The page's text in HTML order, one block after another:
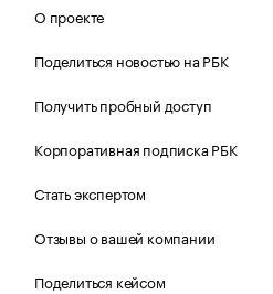
О проекте
Поделиться новостью на РБК
Получить пробный доступ
Корпоративная подписка РБК
Стать экспертом
Отзывы о вашей компании
Поделиться кейсом